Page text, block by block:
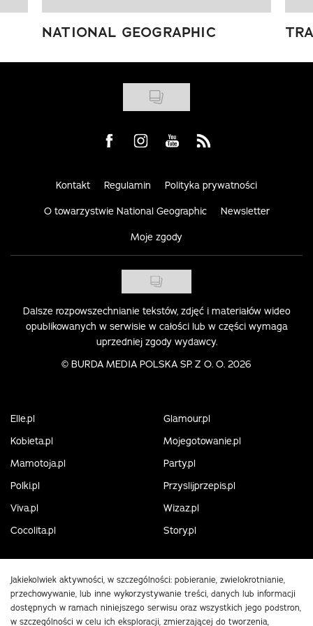
NATIONAL GEOGRAPHIC
Visit us on Facebook
Visit us on Instagram
Visit us on Youtube
Visit us on Rss
Kontakt Regulamin Polityka prywatności
O towarzystwie National Geographic Newsletter
Moje zgody
Dalsze rozpowszechnianie tekstów, zdjęć i materiałów wideo
opublikowanych w serwisie w całości lub w części wymaga
uprzedniej zgody wydawcy.
© BURDA MEDIA POLSKA SP. Z O. O. 2026
Elle.pl
Glamour.pl
Kobieta.pl
Mojegotowanie.pl
Mamotoja.pl
Party.pl
Polki.pl
Przyslijprzepis.pl
Viva.pl
Wizaz.pl
Cocolita.pl
Story.pl
Jakiekolwiek aktywności, w szczególności: pobieranie, zwielokrotnianie,
przechowywanie, lub inne wykorzystywanie treści, danych lub informacji
dostępnych w ramach niniejszego serwisu oraz wszystkich jego podstron,
w szczególności w celu ich eksploracji, zmierzającej do tworzenia,